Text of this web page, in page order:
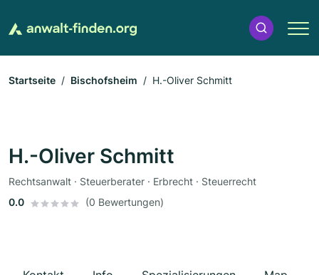
Startseite Bischofsheim H.-Oliver Schmitt
H.-Oliver Schmitt
Rechtsanwalt · Steuerberater · Erbrecht · Steuerrecht
0.0
(0 Bewertungen)